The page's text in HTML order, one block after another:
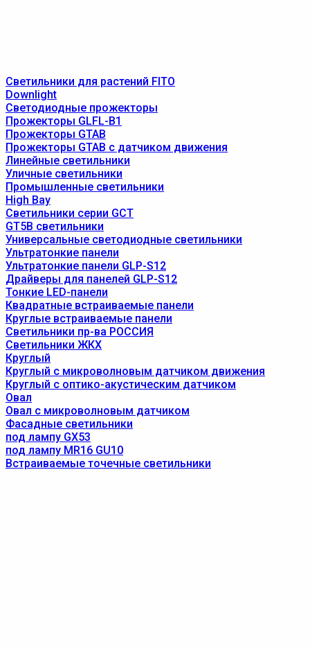
Светильники для растений FITO
Downlight
Светодиодные прожекторы
Прожекторы GLFL-B1
Прожекторы GTAB
Прожекторы GTAB с датчиком движения
Линейные светильники
Уличные светильники
Промышленные светильники
High Bay
Светильники серии GCT
GT5B светильники
Универсальные светодиодные светильники
Ультратонкие панели
Ультратонкие панели GLP-S12
Драйверы для панелей GLP-S12
Тонкие LED-панели
Квадратные встраиваемые панели
Круглые встраиваемые панели
Светильники пр-ва РОССИЯ
Светильники ЖКХ
Круглый
Круглый с микроволновым датчиком движения
Круглый с оптико-акустическим датчиком
Овал
Овал с микроволновым датчиком
Фасадные светильники
под лампу GX53
под лампу MR16 GU10
Встраиваемые точечные светильники